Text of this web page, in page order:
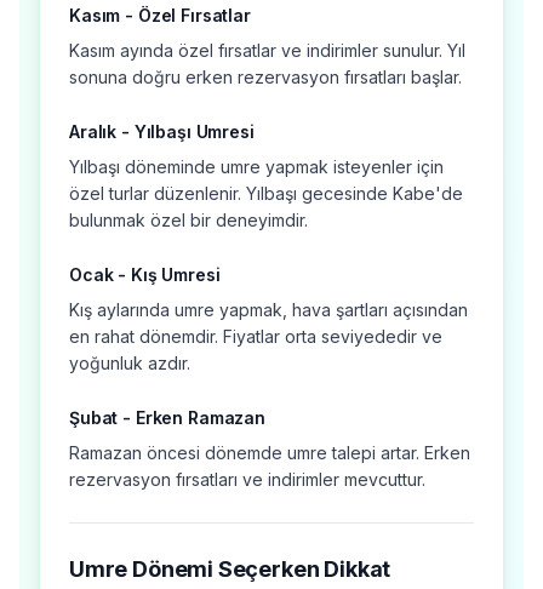
Kasım - Özel Fırsatlar
Kasım ayında özel fırsatlar ve indirimler sunulur. Yıl
sonuna doğru erken rezervasyon fırsatları başlar.
Aralık - Yılbaşı Umresi
Yılbaşı döneminde umre yapmak isteyenler için
özel turlar düzenlenir. Yılbaşı gecesinde Kabe'de
bulunmak özel bir deneyimdir.
Ocak - Kış Umresi
Kış aylarında umre yapmak, hava şartları açısından
en rahat dönemdir. Fiyatlar orta seviyededir ve
yoğunluk azdır.
Şubat - Erken Ramazan
Ramazan öncesi dönemde umre talepi artar. Erken
rezervasyon fırsatları ve indirimler mevcuttur.
Umre Dönemi Seçerken Dikkat